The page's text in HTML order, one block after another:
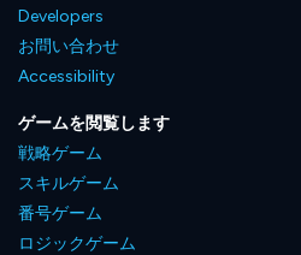
Developers
お問い合わせ
Accessibility
ゲームを閲覧します
戦略ゲーム
スキルゲーム
番号ゲーム
ロジックゲーム